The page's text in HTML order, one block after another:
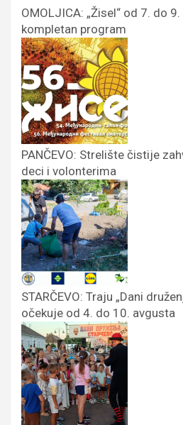
OMOLJICA: „Žisel“ od 7. do
kompletan program
PANČEVO: Strelište čistije
deci i volonterima
STARČEVO: Traju „Dani
očekuje od 4. do 10. avgusta